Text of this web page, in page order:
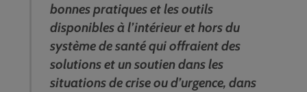
bonnes pratiques et les outils
disponibles à l’intérieur et hors du
système de santé qui offraient des
solutions et un soutien dans les
situations de crise ou d’urgence, dans